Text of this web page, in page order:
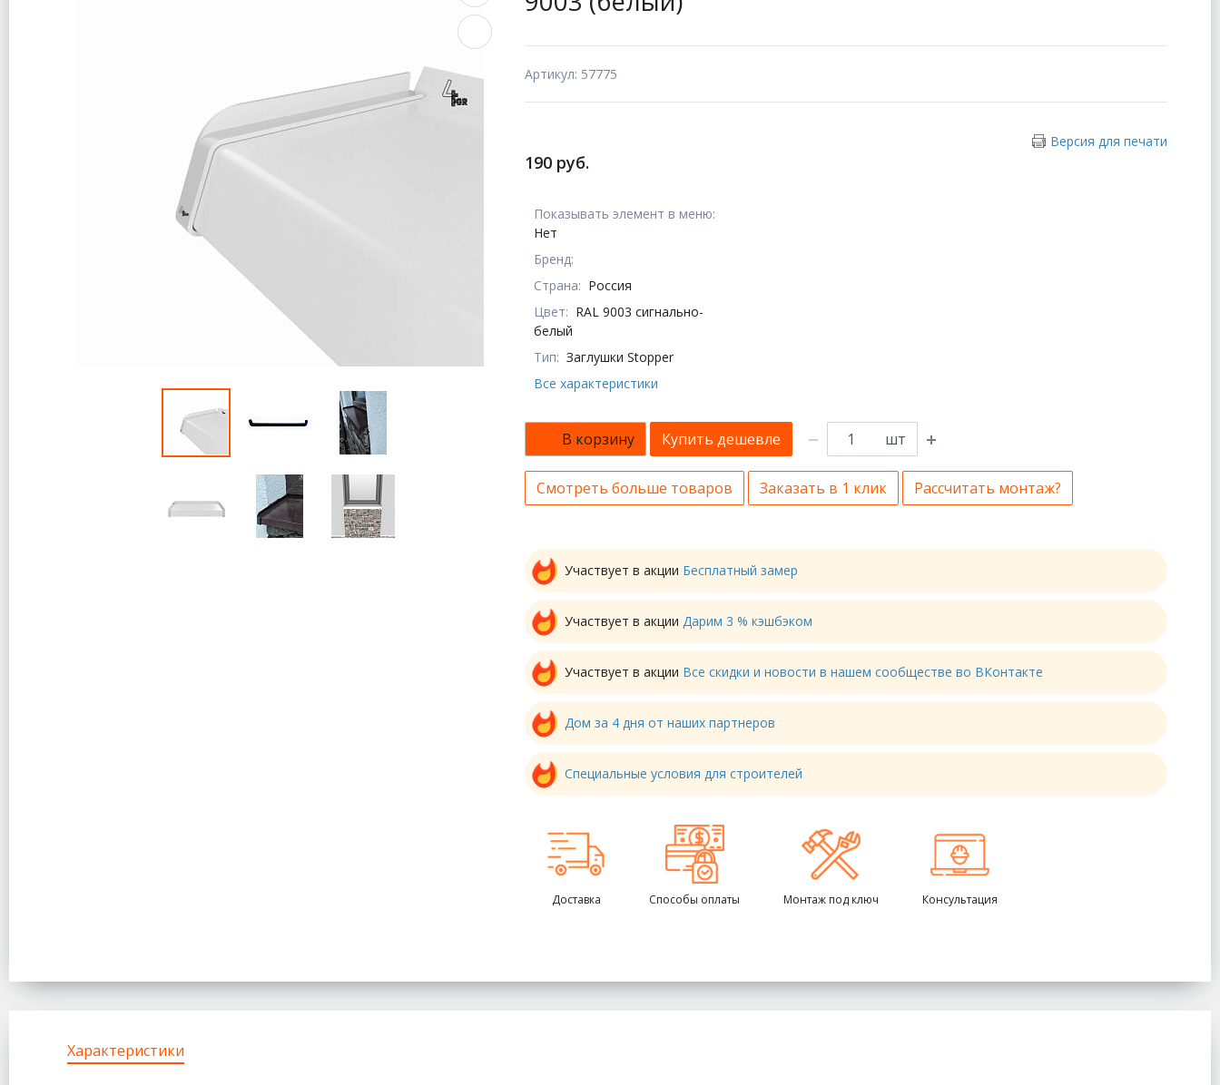
Артикул: 57775
Версия для печати
190 руб.
Показывать элемент в меню:
Нет
Бренд:
Страна: Россия
Цвет: RAL 9003 сигнально-
белый
Тип: Заглушки Stopper
Все характеристики
В корзину Купить дешевле шт
Смотреть больше товаров Заказать в 1 клик Рассчитать монтаж?
Участвует в акции Бесплатный замер
Участвует в акции Дарим 3 % кэшбэком
Участвует в акции Все скидки и новости в нашем сообществе во ВКонтакте
Дом за 4 дня от наших партнеров
Специальные условия для строителей
Доставка Способы оплаты Монтаж под ключ Консультация
Характеристики